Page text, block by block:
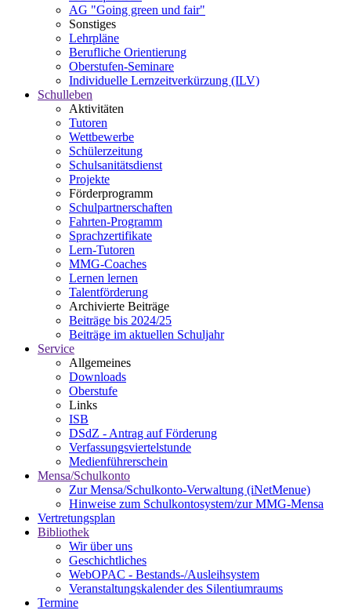
AG "Going green und fair"
Sonstiges
Lehrpläne
Berufliche Orientierung
Oberstufen-Seminare
Individuelle Lernzeitverkürzung (ILV)
Schulleben
Aktivitäten
Tutoren
Wettbewerbe
Schülerzeitung
Schulsanitätsdienst
Projekte
Förderprogramm
Schulpartnerschaften
Fahrten-Programm
Sprachzertifikate
Lern-Tutoren
MMG-Coaches
Lernen lernen
Talentförderung
Archivierte Beiträge
Beiträge bis 2024/25
Beiträge im aktuellen Schuljahr
Service
Allgemeines
Downloads
Oberstufe
Links
ISB
DSdZ - Antrag auf Förderung
Verfassungsviertelstunde
Medienführerschein
Mensa/Schulkonto
Zur Mensa/Schulkonto-Verwaltung (iNetMenue)
Hinweise zum Schulkontosystem/zur MMG-Mensa
Vertretungsplan
Bibliothek
Wir über uns
Geschichtliches
WebOPAC - Bestands-/Ausleihsystem
Veranstaltungskalender des Silentiumraums
Termine